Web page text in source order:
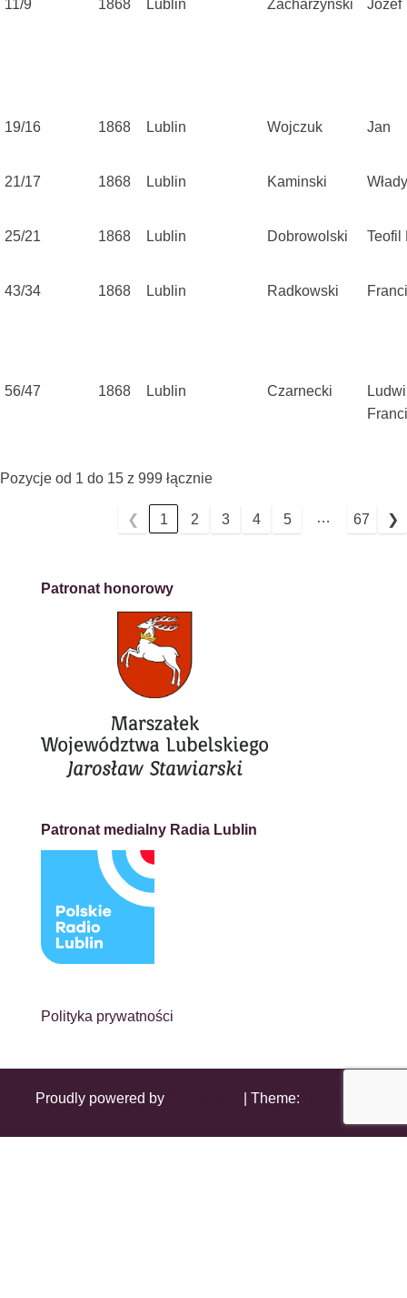
11/9 1868 Lublin Zacharzynski Józef
19/16 1868 Lublin Wojczuk Jan
21/17 1868 Lublin Kaminski
25/21 1868 Lublin Dobrowolski Teofil
43/34 1868 Lublin Radkowski
56/47 1868 Lublin Czarnecki
Pozycje od 1 do 15 z 999 łącznie
❮ 1 2 3 4 5 … 67 ❯
Patronat honorowy
Patronat medialny Radia Lublin
Polityka prywatności
Proudly powered by Theme: